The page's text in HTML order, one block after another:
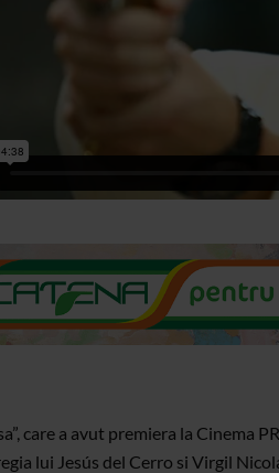
care a avut premiera la Cinema
lui Jesús del Cerro si Virgil